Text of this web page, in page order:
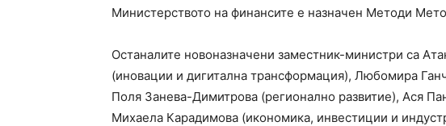
Министерството на финансите е назначен Методи
Останалите новоназначени заместник-министри са
(иновации и дигитална трансформация), Любомира
Поля Занева-Димитрова (регионално развитие), Ася
Михаела Карадимова (икономика, инвестиции и